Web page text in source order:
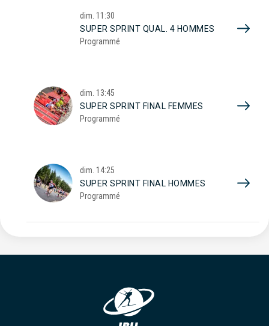
dim. 11:30
SUPER SPRINT QUAL. 4 HOMMES
Programmé
dim. 13:45
SUPER SPRINT FINAL FEMMES
Programmé
dim. 14:25
SUPER SPRINT FINAL HOMMES
Programmé